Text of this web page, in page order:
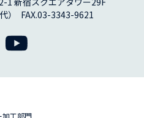
） FAX.03-3343-9621
加工部門